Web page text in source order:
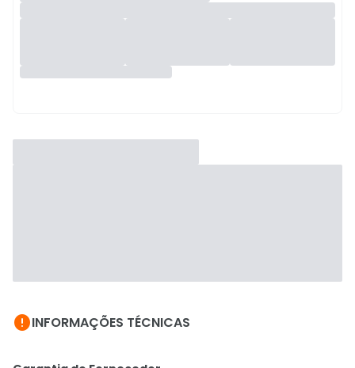
INFORMAÇÕES TÉCNICAS